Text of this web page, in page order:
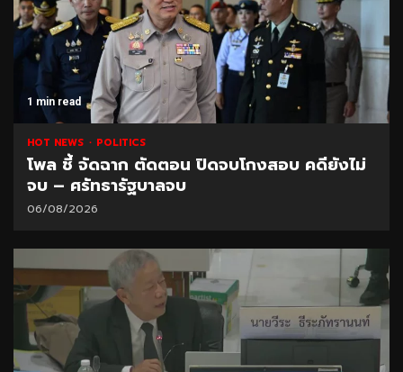
1 min read
HOT NEWS POLITICS
โพล ชี้ จัดฉาก ตัดตอน ปิดจบโกงสอบ คดียังไม่
จบ – ศรัทธารัฐบาลจบ
06/08/2026